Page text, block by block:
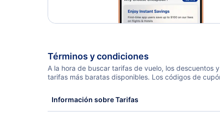
Términos y condiciones
A la hora de buscar tarifas de vuelo, los descuentos
tarifas más baratas disponibles. Los códigos de
Información sobre Tarifas